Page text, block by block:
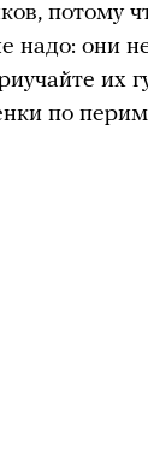
потому
надо: они
их
по